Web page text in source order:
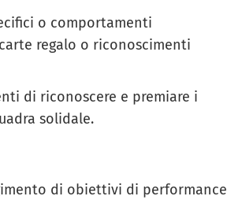
o comportamenti
regalo o riconoscimenti
di riconoscere e premiare i
solidale.
di obiettivi di performance